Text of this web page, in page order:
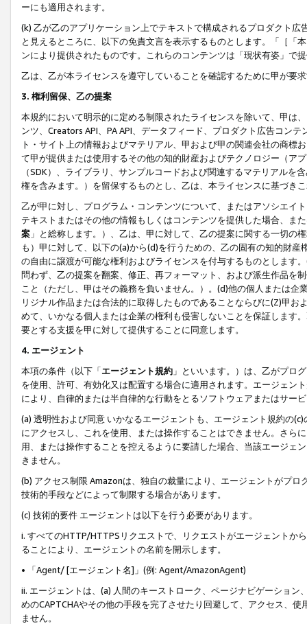
ーにも適用されます。
(k) 乙が乙のアプリケーション上でテキストで構成されるプロダクト
と見えるところに、以下の免責文言を表示するものとします。「［「
ンにより提供されたものです。これらのコンテンツは「現状有姿」で
乙は、乙が本ライセンスを遵守していることを確認するために甲が要
3. 権利留保、乙の提案
本規約において明示的に定める制限されたライセンスを除いて、甲は
ンツ、Creators API、PA API、データフィード、プロダクト広告コン
ト・サイト上の情報およびマテリアル、甲および甲の関連会社の商
て甲が提供または使用するその他の知的財産およびテクノロジー（ア
（SDK）、ライブラリ、サンプルコードおよび関連するマテリアル
権を含みます。）を留保するものとし、乙は、本ライセンスに基づき
乙が甲に対し、プログラム・コンテンツについて、またはアソシエイ
テキストまたはその他の情報もしくはコンテンツを提供した場合、ま
案 」と総称します。）、乙は、甲に対して、乙の提案に関する一切
も）甲に対して、以下の(a)から(d)を行うための、乙の固有の知的財
の自由に譲渡が可能な権利およびライセンスを付与するものとします
問わず、乙の提案を翻案、修正、再フォーマット、および派生作品を
こと（ただし、甲はその義務を負いません。）。(d)他の個人または
リジナル作品または合法的に取得したものであることならびに(Z)甲
めて、いかなる個人または企業の権利も侵害しないことを保証します
要とする支援を甲に対して提供することに同意します。
4. エージェント
本項の条件（以下「エージェント規約 」といいます。）は、乙がプロ
を使用、許可、有効化又は配置する場合に適用されます。エージェン
により、自律的または半自律的な行動をとるソフトウェアまたはサー
(a) 透明性および同意 いかなるエージェントも、エージェント規約の
にアクセスし、これを使用、または操作することはできません。さら
用、または操作することを控えるように要請した場合、当該エージェ
きません。
(b) アクセス制限 Amazonは、独自の裁量により、エージェントがプ
技術的手段などによって制限する場合があります。
(c) 技術的要件 エージェントは以下を行う必要があります。
i. すべてのHTTP/HTTPSリクエストで、リクエストがエージェントか
ることにより、エージェントの名前を開示します。
• 「Agent/ [エージェント名]」(例: Agent/AmazonAgent)
ii. エージェントは、(a) 人間のキーストローク、ページナビゲーショ
めのCAPTCHAやその他の手段を完了させたり回避して、アクセス、
ません。